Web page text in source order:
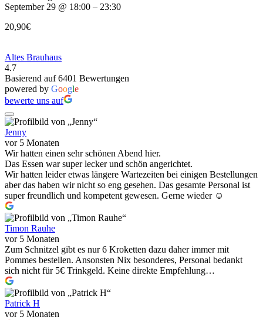
September 29 @ 18:00 – 23:30
20,90€
Altes Brauhaus
4.7
Basierend auf 6401 Bewertungen
powered by Google
bewerte uns auf
Jenny
vor 5 Monaten
Wir hatten einen sehr schönen Abend hier.
Das Essen war super lecker und schön angerichtet.
Wir hatten leider etwas längere Wartezeiten bei einigen Bestellungen
aber das haben wir nicht so eng gesehen. Das gesamte Personal ist
super freundlich und kompetent gewesen. Gerne wieder ☺️
Timon Rauhe
vor 5 Monaten
Zum Schnitzel gibt es nur 6 Kroketten dazu daher immer mit
Pommes bestellen. Ansonsten Nix besonderes, Personal bedankt
sich nicht für 5€ Trinkgeld. Keine direkte Empfehlung…
Patrick H
vor 5 Monaten